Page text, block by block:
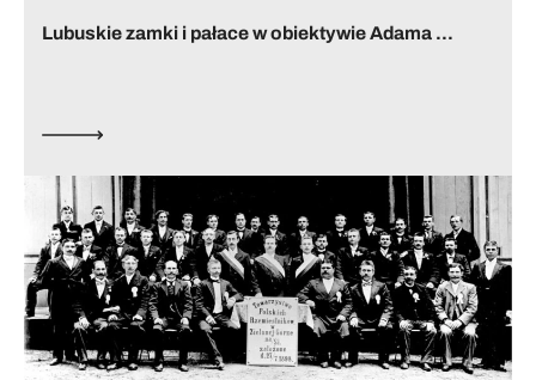
Lubuskie zamki i pałace w obiektywie Adama ...